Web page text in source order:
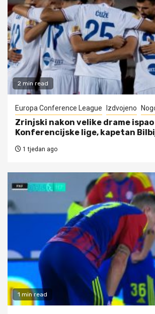
2 min read
Europa Conference League Izdvojeno
Zrinjski nakon velike drame ispao
Konferencijske lige, kapetan
1 tjedan ago
1 min read